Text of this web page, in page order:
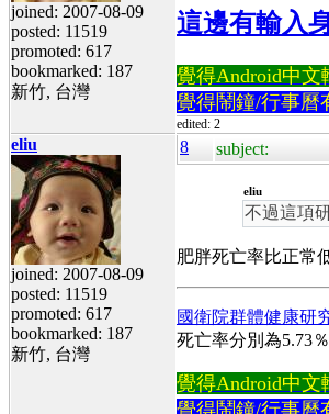
joined: 2007-08-09
posted: 11519
promoted: 617
bookmarked: 187
新竹, 台灣
這邊有輸入
覺得Android中
覺得鬧鐘/行事曆
edited: 2
eliu
joined: 2007-08-09
posted: 11519
promoted: 617
bookmarked: 187
新竹, 台灣
8 subject:
eliu
不過這項
肥胖死亡率比正常
國衛院群體健康研
死亡率分別為5.73
覺得Android中
覺得鬧鐘/行事曆